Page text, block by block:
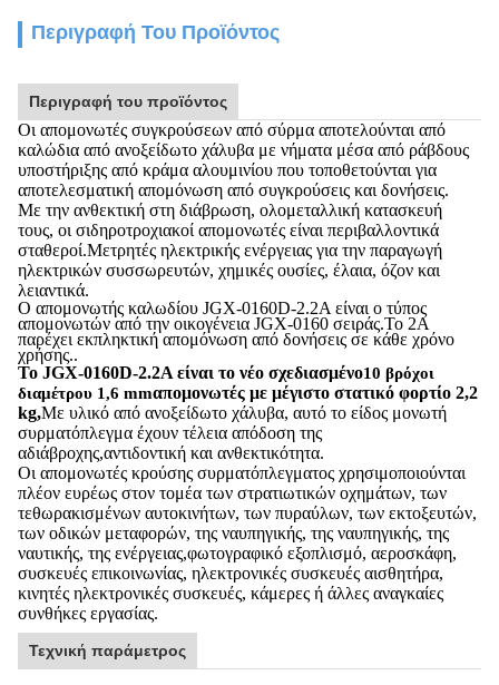
Περιγραφή Του Προϊόντος
Περιγραφή του προϊόντος
Οι απομονωτές συγκρούσεων από σύρμα αποτελούνται από
καλώδια από ανοξείδωτο χάλυβα με νήματα μέσα από ράβδους
υποστήριξης από κράμα αλουμινίου που τοποθετούνται για
αποτελεσματική απομόνωση από συγκρούσεις και δονήσεις.
Με την ανθεκτική στη διάβρωση, ολομεταλλική κατασκευή
τους, οι σιδηροτροχιακοί απομονωτές είναι περιβαλλοντικά
σταθεροί.Μετρητές ηλεκτρικής ενέργειας για την παραγωγή
ηλεκτρικών συσσωρευτών, χημικές ουσίες, έλαια, όζον και
λειαντικά.
Ο απομονωτής καλωδίου JGX-0160D-2.2A είναι ο τύπος
απομονωτών από την οικογένεια JGX-0160 σειράς.Το 2Α
παρέχει εκπληκτική απομόνωση από δονήσεις σε κάθε χρόνο
χρήσης..
Το JGX-0160D-2.2A είναι το νέο σχεδιασμένο10 βρόχοι
διαμέτρου 1,6 mmαπομονωτές με μέγιστο στατικό φορτίο 2,2
kg,Με υλικό από ανοξείδωτο χάλυβα, αυτό το είδος μονωτή
συρματόπλεγμα έχουν τέλεια απόδοση της
αδιάβροχης,αντιδοντική και ανθεκτικότητα.
Οι απομονωτές κρούσης συρματόπλεγματος χρησιμοποιούνται
πλέον ευρέως στον τομέα των στρατιωτικών οχημάτων, των
τεθωρακισμένων αυτοκινήτων, των πυραύλων, των εκτοξευτών,
των οδικών μεταφορών, της ναυπηγικής, της ναυπηγικής, της
ναυτικής, της ενέργειας,φωτογραφικό εξοπλισμό, αεροσκάφη,
συσκευές επικοινωνίας, ηλεκτρονικές συσκευές αισθητήρα,
κινητές ηλεκτρονικές συσκευές, κάμερες ή άλλες αναγκαίες
συνθήκες εργασίας.
Τεχνική παράμετρος